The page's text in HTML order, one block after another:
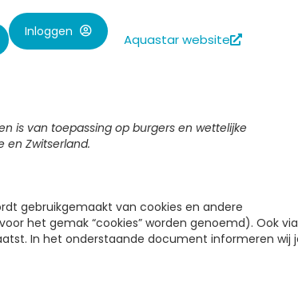
Inloggen Aquastar website
is van toepassing op burgers en wettelijke
en Zwitserland.
gebruikgemaakt van cookies en andere
het gemak “cookies” worden genoemd). Ook via
In het onderstaande document informeren wij